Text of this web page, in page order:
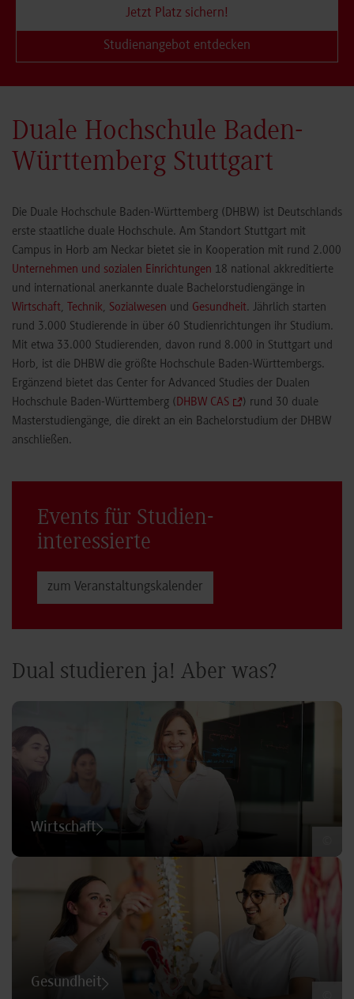
Jetzt Platz sichern!
Studienangebot entdecken
Duale Hochschule Baden-
Württemberg Stuttgart
Die Duale Hochschule Baden-Württemberg (DHBW) ist Deutschlands
erste staatliche duale Hochschule. Am Standort Stuttgart mit
Campus in Horb am Neckar bietet sie in Kooperation mit rund 2.000
Unternehmen und sozialen Einrichtungen 18 national akkreditierte
und international anerkannte duale Bachelorstudiengänge in
Wirtschaft, Technik, Sozialwesen und Gesundheit. Jährlich starten
rund 3.000 Studierende in über 60 Studienrichtungen ihr Studium.
Mit etwa 33.000 Studierenden, davon rund 8.000 in Stuttgart und
Horb, ist die DHBW die größte Hochschule Baden-Württembergs.
Ergänzend bietet das Center for Advanced Studies der Dualen
Hochschule Baden-Württemberg (DHBW CAS
) rund 30 duale
Masterstudiengänge, die direkt an ein Bachelorstudium der DHBW
anschließen.
Events für Studien­
interessierte
zum Veranstaltungs­kalender
Dual studieren ja! Aber was?
Wirtschaft
Gesundheit